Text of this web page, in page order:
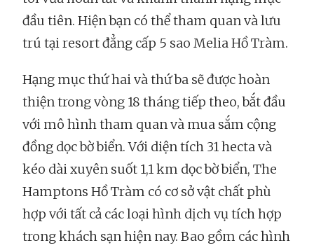
đầu tiên. Hiện bạn có thể tham quan và lưu
trú tại resort đẳng cấp 5 sao Melia Hồ Tràm.
Hạng mục thứ hai và thứ ba sẽ được hoàn
thiện trong vòng 18 tháng tiếp theo, bắt đầu
với mô hình tham quan và mua sắm cộng
đồng dọc bờ biển. Với diện tích 31 hecta và
kéo dài xuyên suốt 1,1 km dọc bờ biển, The
Hamptons Hồ Tràm có cơ sở vật chất phù
hợp với tất cả các loại hình dịch vụ tích hợp
trong khách sạn hiện nay. Bao gồm các hình